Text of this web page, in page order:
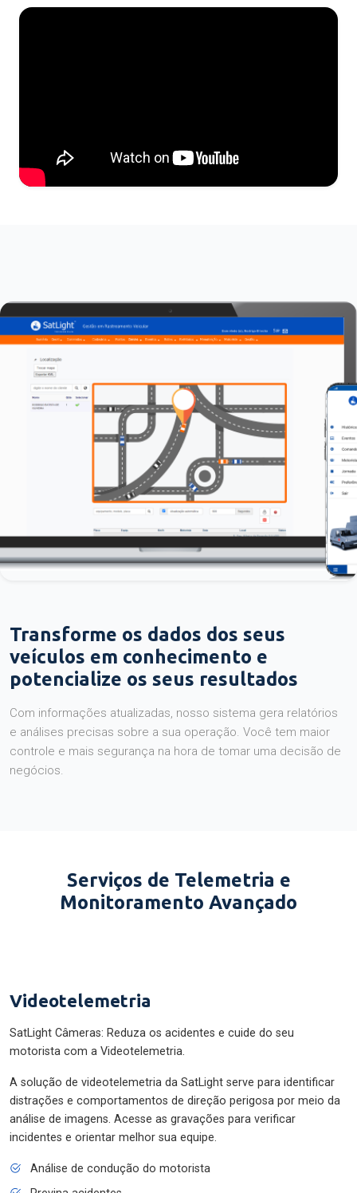
Transforme os dados dos seus
veículos em conhecimento e
potencialize os seus resultados
Com informações atualizadas, nosso sistema gera relatórios
e análises precisas sobre a sua operação. Você tem maior
controle e mais segurança na hora de tomar uma decisão de
negócios.
Serviços de Telemetria e
Monitoramento Avançado
Videotelemetria
SatLight Câmeras: Reduza os acidentes e cuide do seu
motorista com a Videotelemetria.
A solução de videotelemetria da SatLight serve para identificar
distrações e comportamentos de direção perigosa por meio da
análise de imagens. Acesse as gravações para verificar
incidentes e orientar melhor sua equipe.
Análise de condução do motorista